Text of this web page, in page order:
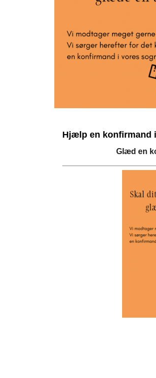
Hjælp en konfirmand
Glæd en